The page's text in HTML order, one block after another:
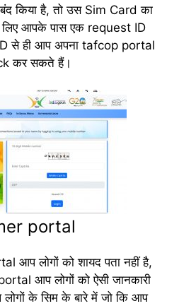
किया है, तो उस Sim Card का
आपके पास एक request ID
से ही आप अपना tafcop portal
कर सकते हैं।
portal
आप लोगों को शायद पता नहीं है,
आप लोगों को ऐसी जानकारी
के सिम के बारे में जो कि आप